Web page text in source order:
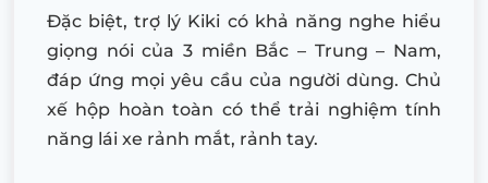
Đặc biệt, trợ lý Kiki có khả năng nghe hiểu
giọng nói của 3 miền Bắc – Trung – Nam,
đáp ứng mọi yêu cầu của người dùng. Chủ
xế hộp hoàn toàn có thể trải nghiệm tính
năng lái xe rảnh mắt, rảnh tay.